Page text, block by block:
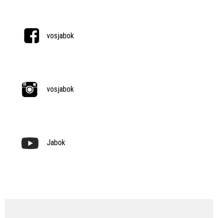
vosjabok
vosjabok
Jabok